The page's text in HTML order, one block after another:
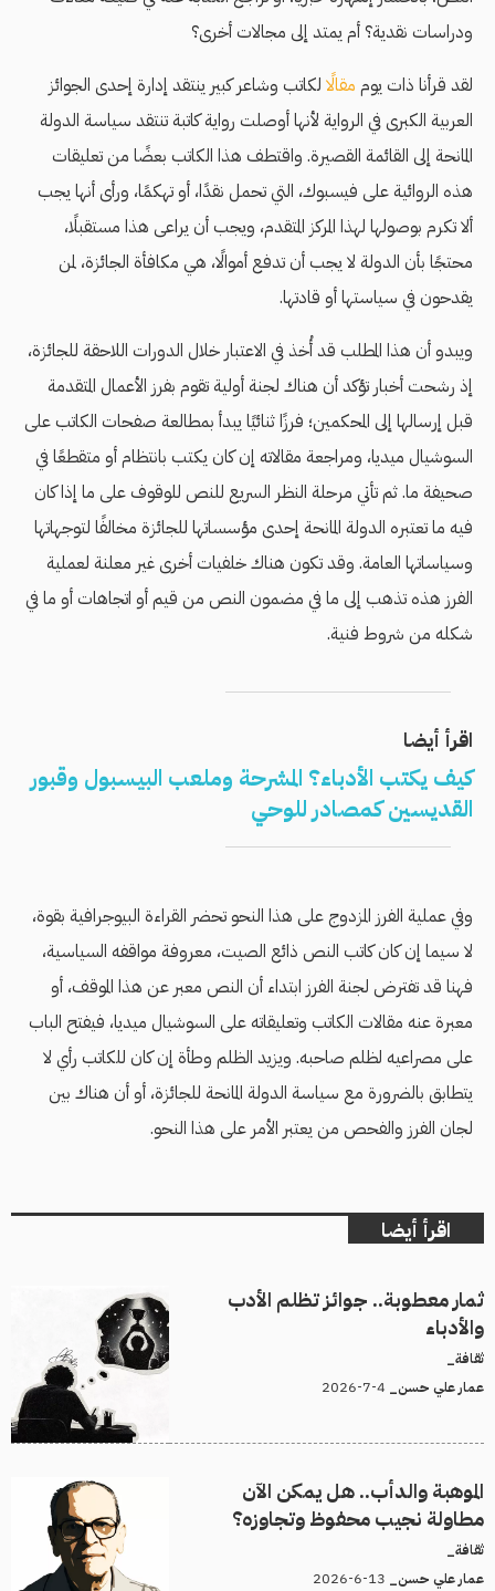
ودراسات نقدية؟ أم يمتد إلى مجالات أخرى؟
لقد قرأنا ذات يوم مقالًا لكاتب وشاعر كبير ينتقد إدارة إحدى الجوائز
العربية الكبرى في الرواية لأنها أوصلت رواية كاتبة تنتقد سياسة الدولة
المانحة إلى القائمة القصيرة. واقتطف هذا الكاتب بعضًا من تعليقات
هذه الروائية على فيسبوك، التي تحمل نقدًا، أو تهكمًا، ورأى أنها يجب
ألا تكرم بوصولها لهذا المركز المتقدم، ويجب أن يراعى هذا مستقبلًا،
محتجًا بأن الدولة لا يجب أن تدفع أموالًا، هي مكافأة الجائزة، لمن
يقدحون في سياستها أو قادتها.
ويبدو أن هذا المطلب قد أُخذ في الاعتبار خلال الدورات اللاحقة للجائزة،
إذ رشحت أخبار تؤكد أن هناك لجنة أولية تقوم بفرز الأعمال المتقدمة
قبل إرسالها إلى المحكمين؛ فرزًا ثنائيًا يبدأ بمطالعة صفحات الكاتب على
السوشيال ميديا، ومراجعة مقالاته إن كان يكتب بانتظام أو متقطعًا في
صحيفة ما. ثم تأتي مرحلة النظر السريع للنص للوقوف على ما إذا كان
فيه ما تعتبره الدولة المانحة إحدى مؤسساتها للجائزة مخالفًا لتوجهاتها
وسياساتها العامة. وقد تكون هناك خلفيات أخرى غير معلنة لعملية
الفرز هذه تذهب إلى ما في مضمون النص من قيم أو اتجاهات أو ما في
شكله من شروط فنية.
اقرأ أيضا
كيف يكتب اﻷدباء؟ المشرحة وملعب البيسبول وقبور
القديسين كمصادر للوحي
وفي عملية الفرز المزدوج على هذا النحو تحضر القراءة البيوجرافية بقوة،
لا سيما إن كان كاتب النص ذائع الصيت، معروفة مواقفه السياسية،
فهنا قد تفترض لجنة الفرز ابتداء أن النص معبر عن هذا الموقف، أو
معبرة عنه مقالات الكاتب وتعليقاته على السوشيال ميديا، فيفتح الباب
على مصراعيه لظلم صاحبه. ويزيد الظلم وطأة إن كان للكاتب رأي لا
يتطابق بالضرورة مع سياسة الدولة المانحة للجائزة، أو أن هناك بين
لجان الفرز والفحص من يعتبر الأمر على هذا النحو.
اقرأ أيضا
ثمار معطوبة.. جوائز تظلم الأدب
والأدباء
ثقافة_
عمار علي حسن_
الموهبة والدأب.. هل يمكن الآن
مطاولة نجيب محفوظ وتجاوزه؟
ثقافة_
عمار علي حسن_